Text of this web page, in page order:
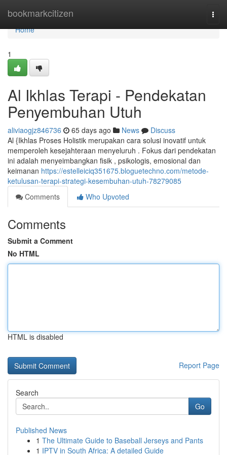
bookmarkcitizen
Home
Home
1
Al Ikhlas Terapi - Pendekatan
Penyembuhan Utuh
aliviaogjz846736 65 days ago News
Discuss
Al {Ikhlas Proses Holistik merupakan cara solusi inovatif untuk
memperoleh kesejahteraan menyeluruh . Fokus dari pendekatan
ini adalah menyeimbangkan fisik , psikologis, emosional dan
keimanan https://estelleiciq351675.bloguetechno.com/metode-
ketulusan-terapi-strategi-kesembuhan-utuh-78279085
Comments
Who Upvoted
Comments
Submit a Comment
No HTML
HTML is disabled
Report Page
Search
Go
Published News
1 The Ultimate Guide to Baseball Jerseys and Pants
1 IPTV in South Africa: A detailed Guide